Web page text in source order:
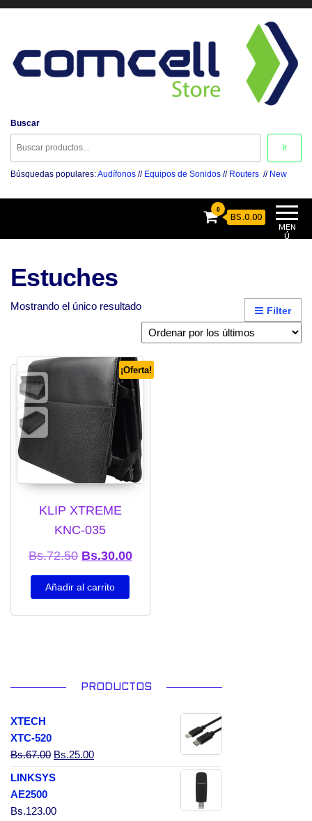
Comcell Store
Buscar
Ir
Búsquedas populares:Audífonos // Equipos de Sonidos // Routers // New
MEN
Ú
0
BS.0.00
Estuches
Filter
Mostrando el único resultado
¡Oferta!
KLIP XTREME
KNC-035
Bs.72.50 El precio original era: Bs.72.50.
Bs.30.00El precio actual es: Bs.30.00.
Añadir al carrito
PRODUCTOS
XTECH
XTC-520
Bs.67.00 El precio original era: Bs.67.00.
Bs.25.00El precio actual es: Bs.25.00.
LINKSYS
AE2500
Bs.123.00